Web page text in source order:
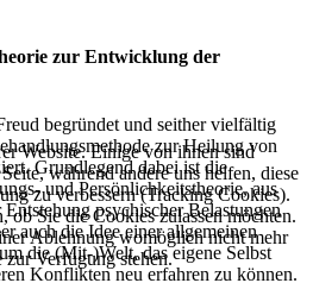
zur Entwicklung der
begründet und seither vielfältig
zur Heilung von
Grundlegend dabei ist die
und Persönlichkeitstheorie, aus
psychischer Belastungen
auch die Idee einer allgemeinen
die (Mit-)Welt, das eigene Selbst
Konflikten neu erfahren zu können.
Website. Einige von ihnen sind
während andere uns helfen, diese
zu verbessern (Tracking Cookies).
ob Sie die Cookies zulassen möchten.
Ablehnung womöglich nicht mehr
Verfügung stehen.